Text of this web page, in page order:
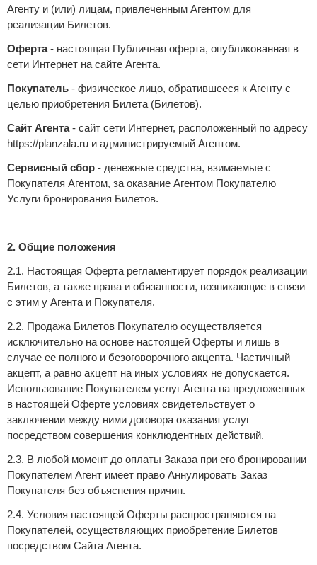
Агенту и (или) лицам, привлеченным Агентом для
реализации Билетов.
Оферта- настоящая Публичная оферта, опубликованная в
сети Интернет на сайте Агента.
Покупатель - физическое лицо, обратившееся к Агенту с
целью приобретения Билета (Билетов).
Сайт Агента- сайт сети Интернет, расположенный по адресу
https://planzala.ru и администрируемый Агентом.
Сервисный сбор - денежные средства, взимаемые с
Покупателя Агентом, за оказание Агентом Покупателю
Услуги бронирования Билетов.
2. Общие положения
2.1. Настоящая Оферта регламентирует порядок реализации
Билетов, а также права и обязанности, возникающие в связи
с этим у Агента и Покупателя.
2.2. Продажа Билетов Покупателю осуществляется
исключительно на основе настоящей Оферты и лишь в
случае ее полного и безоговорочного акцепта. Частичный
акцепт, а равно акцепт на иных условиях не допускается.
Использование Покупателем услуг Агента на предложенных
в настоящей Оферте условиях свидетельствует о
заключении между ними договора оказания услуг
посредством совершения конклюдентных действий.
2.3. В любой момент до оплаты Заказа при его бронировании
Покупателем Агент имеет право Аннулировать Заказ
Покупателя без объяснения причин.
2.4. Условия настоящей Оферты распространяются на
Покупателей, осуществляющих приобретение Билетов
посредством Сайта Агента.